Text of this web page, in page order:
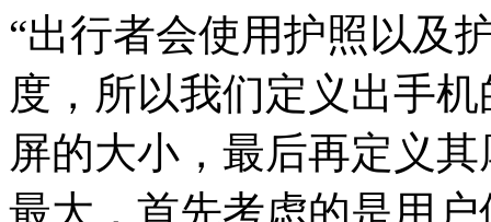
“出行者会使用护照以及
度，所以我们定义出手
屏的大小，最后再定义
最大，首先考虑的是用